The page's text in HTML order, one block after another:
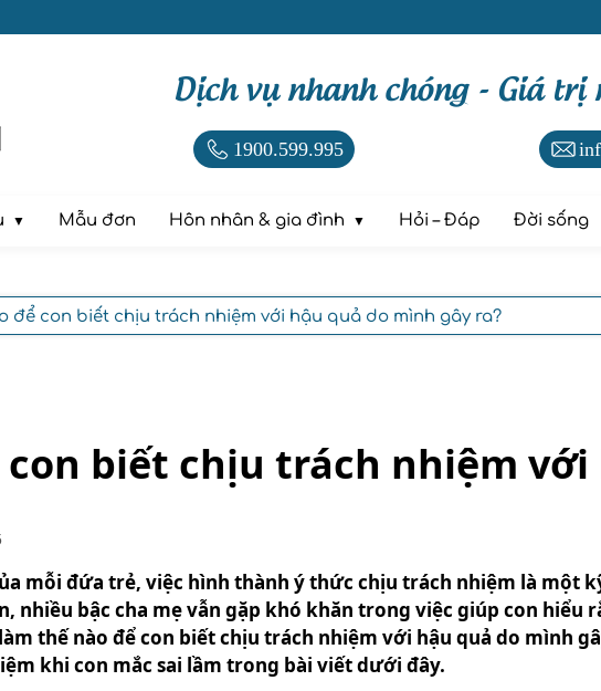
Dịch vụ nhanh chóng - Giá trị
1900.599.995
Mẫu đơn Hôn nhân & gia đình Hỏi – Đáp Đời sống
để con biết chịu trách nhiệm với hậu quả do mình gây ra?
con biết chịu trách nhiệm
mỗi đứa trẻ, việc hình thành ý thức chịu trách nhiệm là một
nhiều bậc cha mẹ vẫn gặp khó khăn trong việc giúp con hiểu
thế nào để con biết chịu trách nhiệm với hậu quả do mình
khi con mắc sai lầm trong bài viết dưới đây.